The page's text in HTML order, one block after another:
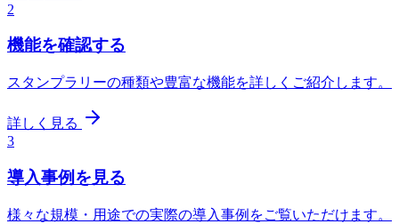
2
機能を確認する
スタンプラリーの種類や豊富な機能を詳しくご紹介します。
詳しく見る
3
導入事例を見る
様々な規模・用途での実際の導入事例をご覧いただけます。